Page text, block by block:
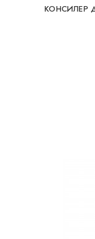
КОНСИЛЕР